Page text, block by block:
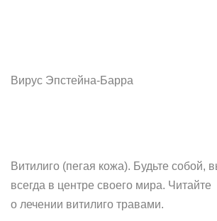
Вирус Эпстейна-Барра
Витилиго (пегая кожа). Будьте собой,
всегда в центре своего мира. Читайте
о лечении витилиго травами.